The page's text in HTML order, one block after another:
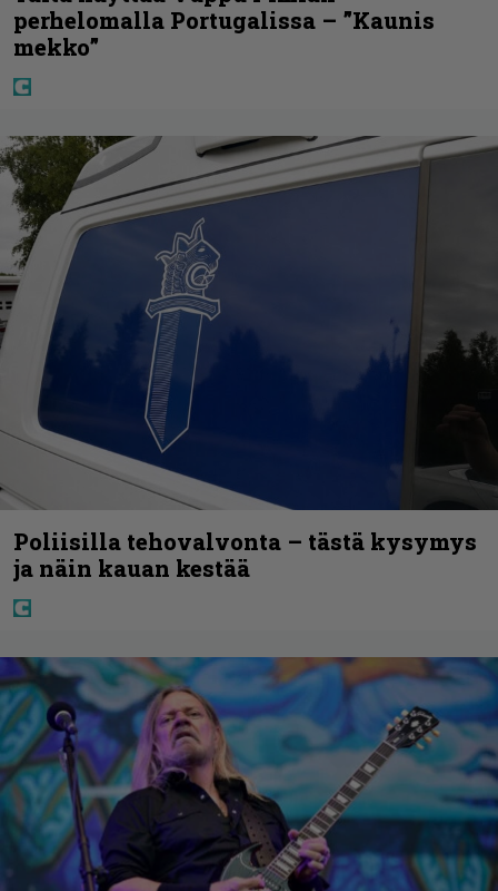
perhelomalla Portugalissa – ”Kaunis
mekko”
Poliisilla tehovalvonta – tästä kysymys
ja näin kauan kestää